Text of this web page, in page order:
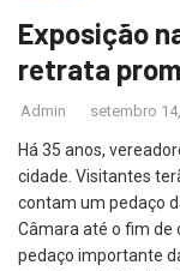
Exposição
retrata
Admin setembro
Há 35 anos,
cidade. Visitantes
contam um pedaço
Câmara até o fim de
pedaço importante